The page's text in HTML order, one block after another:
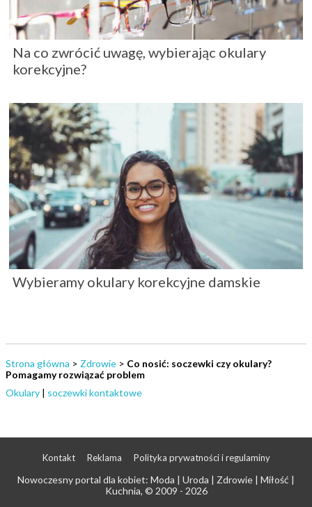
Na co zwrócić uwagę, wybierając okulary
korekcyjne?
Wybieramy okulary korekcyjne damskie
Strona główna > Zdrowie > Co nosić: soczewki czy okulary?
Pomagamy rozwiązać problem
Okulary | soczewki kontaktowe
Kontakt Reklama Polityka prywatności i regulaminy
Nowoczesny portal dla kobiet: Moda | Uroda | Zdrowie | Miłość |
Kuchnia, © 2009 - 2026